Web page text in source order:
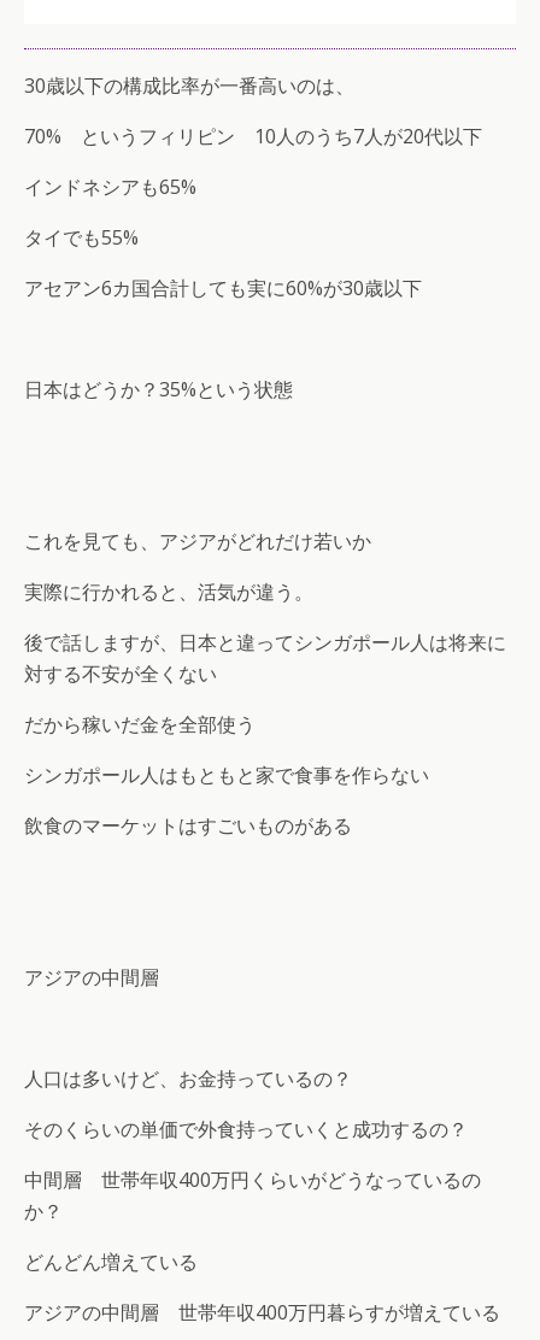
30歳以下の構成比率が一番高いのは、
70% というフィリピン 10人のうち7人が20代以下
インドネシアも65%
タイでも55%
アセアン6カ国合計しても実に60%が30歳以下
日本はどうか？35%という状態
これを見ても、アジアがどれだけ若いか
実際に行かれると、活気が違う。
後で話しますが、日本と違ってシンガポール人は将来に
対する不安が全くない
だから稼いだ金を全部使う
シンガポール人はもともと家で食事を作らない
飲食のマーケットはすごいものがある
アジアの中間層
人口は多いけど、お金持っているの？
そのくらいの単価で外食持っていくと成功するの？
中間層 世帯年収400万円くらいがどうなっているの
か？
どんどん増えている
アジアの中間層 世帯年収400万円暮らすが増えている